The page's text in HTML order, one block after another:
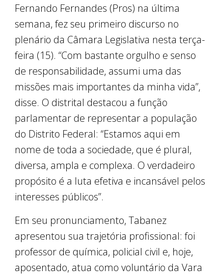
Fernando Fernandes (Pros) na última
semana, fez seu primeiro discurso no
plenário da Câmara Legislativa nesta terça-
feira (15). “Com bastante orgulho e senso
de responsabilidade, assumi uma das
missões mais importantes da minha vida”,
disse. O distrital destacou a função
parlamentar de representar a população
do Distrito Federal: “Estamos aqui em
nome de toda a sociedade, que é plural,
diversa, ampla e complexa. O verdadeiro
propósito é a luta efetiva e incansável pelos
interesses públicos”.
Em seu pronunciamento, Tabanez
apresentou sua trajetória profissional: foi
professor de química, policial civil e, hoje,
aposentado, atua como voluntário da Vara